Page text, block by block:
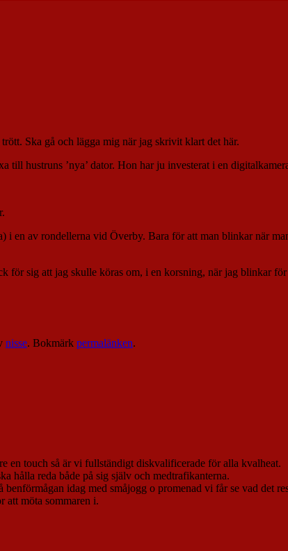
Ska gå och lägga mig när jag skrivit klart det här.
hustruns ’nya’ dator. Hon har ju investerat i en
en av rondellerna vid Överby. Bara för att man blinkar när
för sig att jag skulle köras om, i en korsning, när jag blinkar
nisse. Bokmärk permalänken.
en touch så är vi fullständigt diskvalificerade för alla kvalheat.
hålla reda både på sig själv och medtrafikanterna.
idag med småjogg o promenad vi får se vad det
att möta sommaren i.